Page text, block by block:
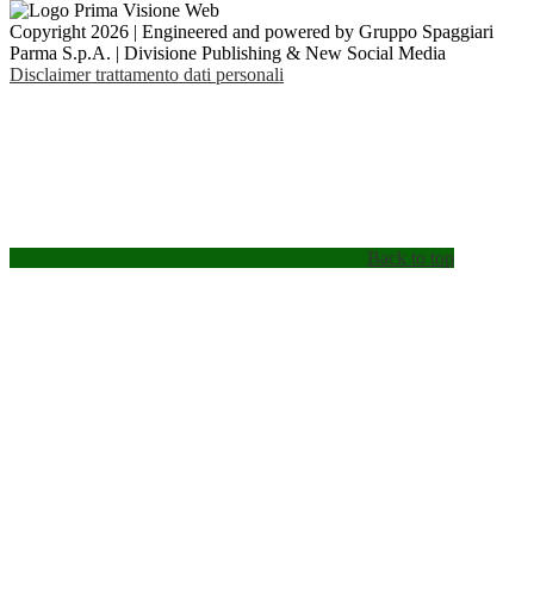
Copyright 2026 | Engineered and powered by Gruppo Spaggiari
Parma S.p.A. | Divisione Publishing & New Social Media
Disclaimer trattamento dati personali
Back to top